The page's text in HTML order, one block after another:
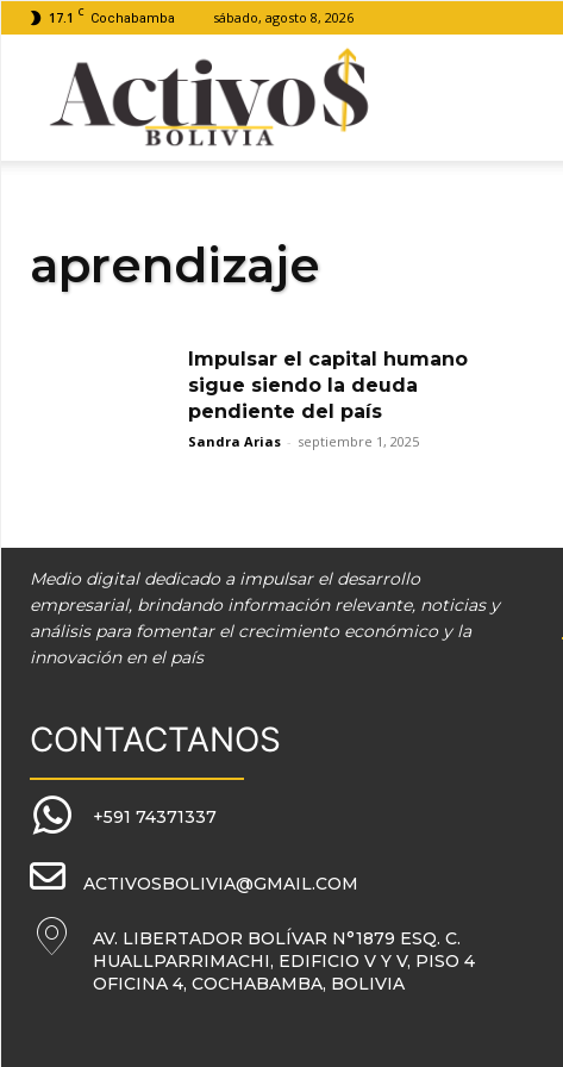
17.1 C Cochabamba sábado, agosto 8, 2026
aprendizaje
Impulsar el capital humano
sigue siendo la deuda
pendiente del país
Sandra Arias - septiembre 1, 2025
Medio digital dedicado a impulsar el desarrollo
empresarial, brindando información relevante, noticias y
análisis para fomentar el crecimiento económico y la
innovación en el país
CONTACTANOS
+591 74371337
ACTIVOSBOLIVIA@GMAIL.COM
AV. LIBERTADOR BOLÍVAR N°1879 ESQ. C.
HUALLPARRIMACHI, EDIFICIO V Y V, PISO 4
OFICINA 4, COCHABAMBA, BOLIVIA